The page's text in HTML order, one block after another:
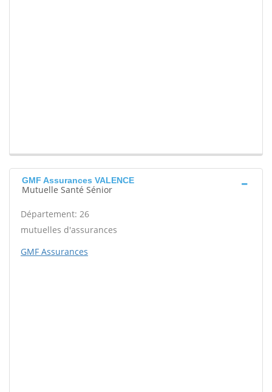
GMF Assurances VALENCE
Mutuelle Santé Sénior
Département: 26
mutuelles d'assurances
GMF Assurances